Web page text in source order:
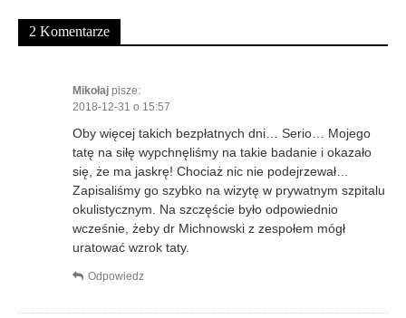
g2 Komentarze
Mikołaj pisze:
2018-12-31 o 15:57
Oby więcej takich bezpłatnych dni… Serio… Mojego
tatę na siłę wypchnęliśmy na takie badanie i okazało
się, że ma jaskrę! Chociaż nic nie podejrzewał…
Zapisaliśmy go szybko na wizytę w prywatnym szpitalu
okulistycznym. Na szczęście było odpowiednio
wcześnie, żeby dr Michnowski z zespołem mógł
uratować wzrok taty.
Odpowiedz